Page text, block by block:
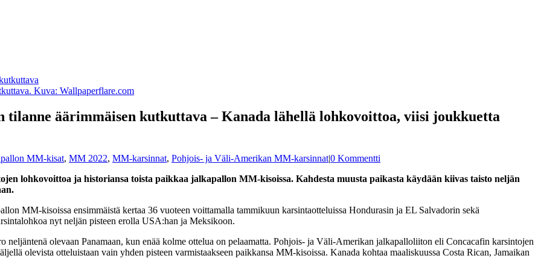
Kuva: Wallpaperflare.com
äärimmäisen kutkuttava – Kanada lähellä lohkovoittoa, viisi joukkuetta
MM-kisat, MM 2022, MM-karsinnat, Pohjois- ja Väli-Amerikan MM-karsinnat|0 Kommentti
lohkovoittoa ja historiansa toista paikkaa jalkapallon MM-kisoissa. Kahdesta muusta paikasta käydään kiivas taisto neljän
MM-kisoissa ensimmäistä kertaa 36 vuoteen voittamalla tammikuun karsintaotteluissa Hondurasin ja EL Salvadorin sekä
nyt neljän pisteen erolla USA:han ja Meksikoon.
neljäntenä olevaan Panamaan, kun enää kolme ottelua on pelaamatta. Pohjois- ja Väli-Amerikan jalkapalloliiton eli Concacafin karsintojen
olevista otteluistaan vain yhden pisteen varmistaakseen paikkansa MM-kisoissa. Kanada kohtaa maaliskuussa Costa Rican, Jamaikan